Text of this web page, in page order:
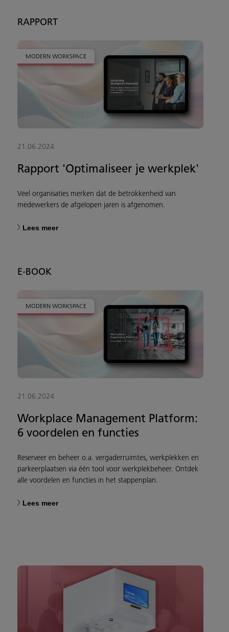
RAPPORT
MODERN WORKSPACE
21.06.2024
Rapport 'Optimaliseer je werkplek'
Veel organisaties merken dat de betrokkenheid van
medewerkers de afgelopen jaren is afgenomen.
Lees meer
E-BOOK
MODERN WORKSPACE
21.06.2024
Workplace Management Platform:
6 voordelen en functies
Reserveer en beheer o.a. vergaderruimtes, werkplekken en
parkeerplaatsen via één tool voor werkplekbeheer. Ontdek
alle voordelen en functies in het stappenplan.
Lees meer